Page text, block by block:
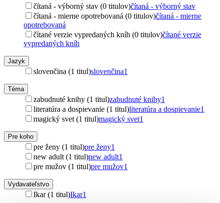
čítaná - výborný stav (0 titulov)čítaná - výborný stav
čítaná - mierne opotrebovaná (0 titulov)čítaná - mierne
opotrebovaná
čítané verzie vypredaných kníh (0 titulov)čítané verzie
vypredaných kníh
Jazyk
slovenčina (1 titul)slovenčina1
Téma
zabudnuté knihy (1 titul)zabudnuté knihy1
literatúra a dospievanie (1 titul)literatúra a dospievanie1
magický svet (1 titul)magický svet1
Pre koho
pre ženy (1 titul)pre ženy1
new adult (1 titul)new adult1
pre mužov (1 titul)pre mužov1
Vydavateľstvo
Ikar (1 titul)Ikar1